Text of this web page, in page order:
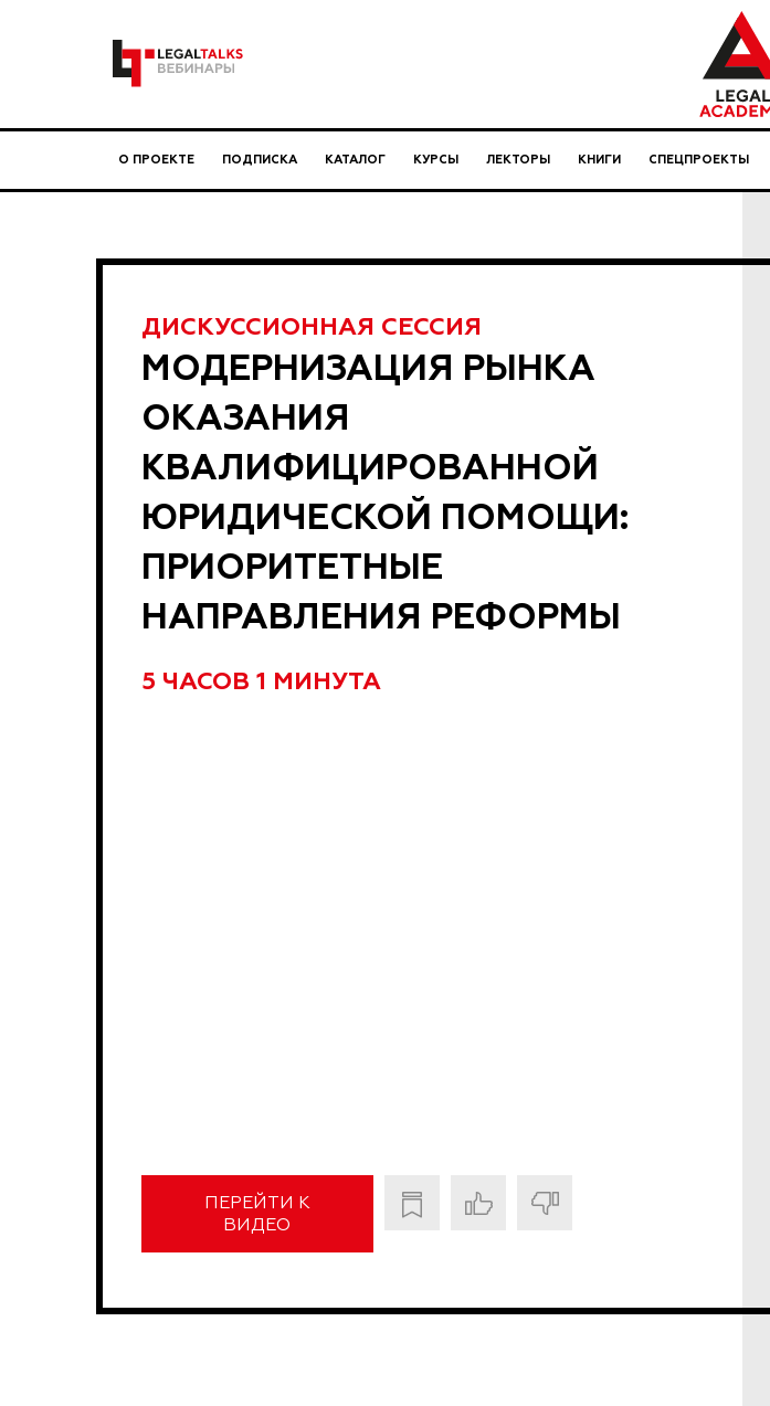
О ПРОЕКТЕ ПОДПИСКА КАТАЛОГ КУРСЫ ЛЕКТОРЫ КНИГИ СПЕЦПРОЕКТЫ
ДИСКУССИОННАЯ СЕССИЯ
МОДЕРНИЗАЦИЯ РЫНКА
ОКАЗАНИЯ
КВАЛИФИЦИРОВАННОЙ
ЮРИДИЧЕСКОЙ ПОМОЩИ:
ПРИОРИТЕТНЫЕ
НАПРАВЛЕНИЯ РЕФОРМЫ
5 ЧАСОВ 1 МИНУТА
ПЕРЕЙТИ К
ВИДЕО